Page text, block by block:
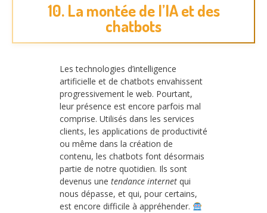
10. La montée de l’IA et des
chatbots
Les technologies d’intelligence
artificielle et de chatbots envahissent
progressivement le web. Pourtant,
leur présence est encore parfois mal
comprise. Utilisés dans les services
clients, les applications de productivité
ou même dans la création de
contenu, les chatbots font désormais
partie de notre quotidien. Ils sont
devenus une tendance internet qui
nous dépasse, et qui, pour certains,
est encore difficile à appréhender.